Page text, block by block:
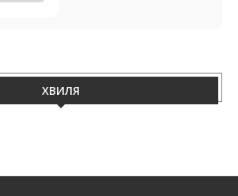
ХВИЛЯ